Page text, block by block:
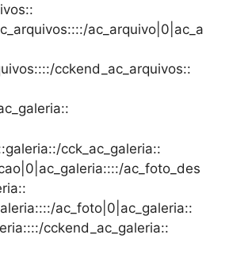
ac_arquivo|0|ac_a
cckend_ac_arquivos::
cck_ac_galeria::
ac_foto_des
ac_foto|0|ac_galeria::
cckend_ac_galeria::